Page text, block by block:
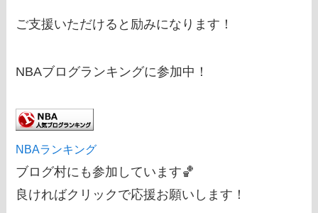
ご支援いただけると励みになります！
NBAブログランキングに参加中！
NBAランキング
ブログ村にも参加しています🏀
良ければクリックで応援お願いします！